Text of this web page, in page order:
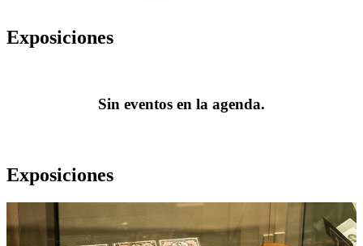
Exposiciones
Sin eventos en la agenda.
Exposiciones